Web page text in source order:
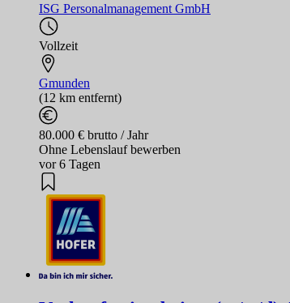
ISG Personalmanagement GmbH
Vollzeit
Gmunden
(12 km entfernt)
80.000 € brutto / Jahr
Ohne Lebenslauf bewerben
vor 6 Tagen